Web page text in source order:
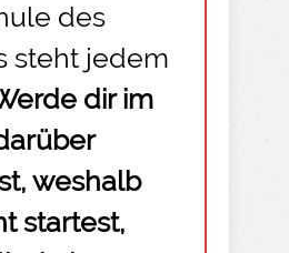
des
steht jedem
dir im
weshalb
startest,